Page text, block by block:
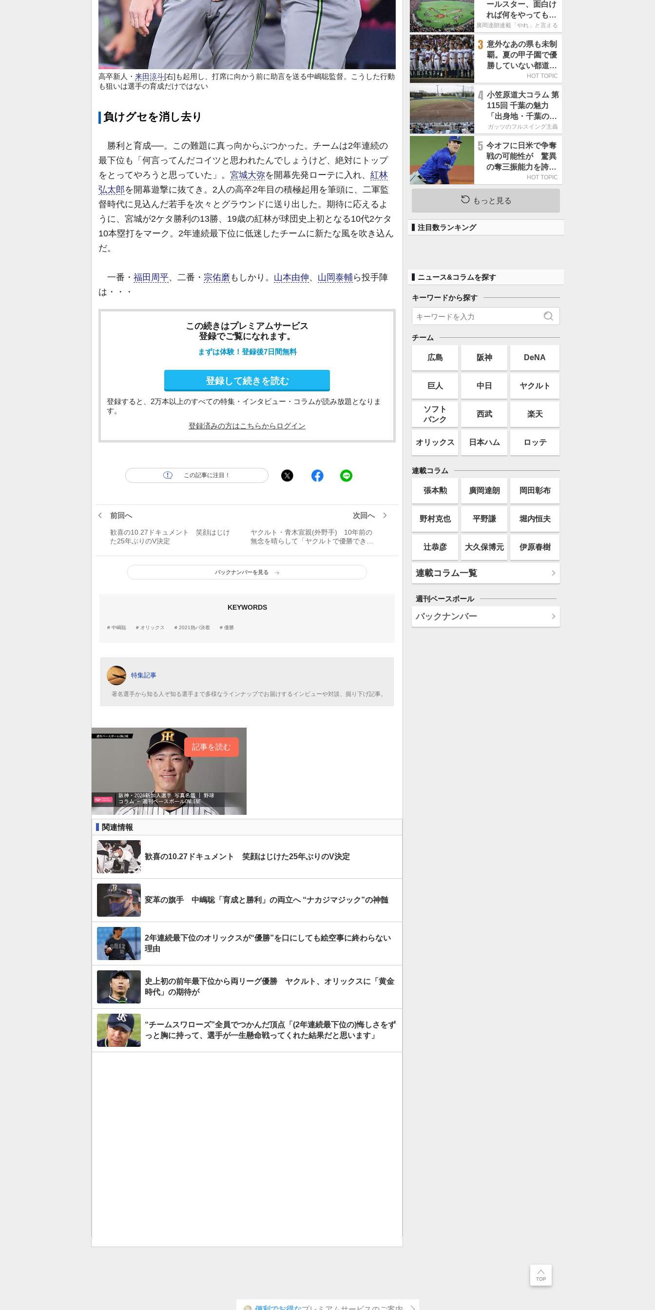
高卒新人・ 来田涼斗[右]も起用し、打席に向かう前に助言を送る中嶋聡監督。こうした行動
も狙いは選手の育成だけではない
負けグセを消し去り
勝利と育成──。この難題に真っ向からぶつかった。チームは2年連続の
最下位も「何言ってんだコイツと思われたんでしょうけど、絶対にトップ
をとってやろうと思っていた」。 宮城大弥を開幕先発ローテに入れ、 紅林
弘太郎を開幕遊撃に抜てき。2人の高卒2年目の積極起用を筆頭に、二軍監
督時代に見込んだ若手を次々とグラウンドに送り出した。期待に応えるよ
うに、宮城が2ケタ勝利の13勝、19歳の紅林が球団史上初となる10代2ケタ
10本塁打をマーク。2年連続最下位に低迷したチームに新たな風を吹き込ん
だ。
一番・ 福田周平、二番・ 宗佑磨 もしかり。 山本由伸、 山岡泰輔 ら投手陣
は・・・
この続きはプレミアムサービス
登録でご覧になれます。
まずは体験！登録後7日間無料
登録して続きを読む
登録すると、2万本以上のすべての特集・インタビュー・コラムが読み放題となりま
す。
登録済みの方はこちらからログイン
この記事に注目！
前回へ
歓喜の10.27ドキュメント 笑顔はじけ
た25年ぶりのV決定
次回へ
ヤクルト・青木宣親(外野手) 10年前の
無念を晴らして「ヤクルトで優勝できた
バックナンバーを見る
KEYWORDS
中嶋聡 オリックス 2021熱パ決着 優勝
特集記事
著名選手から知る人ぞ知る選手まで多様なラインナップでお届けするインビューや対談、掘り下げ記事。
記事を読む
関連情報
歓喜の10.27ドキュメント 笑顔はじけた25年ぶりのV決定
変革の旗手 中嶋聡「育成と勝利」の両立へ “ナカジマジック”の神髄
2年連続最下位のオリックスが“優勝”を口にしても絵空事に終わらない
理由
史上初の前年最下位から両リーグ優勝 ヤクルト、オリックスに「黄金
時代」の期待が
“チームスワローズ”全員でつかんだ頂点「(2年連続最下位の)悔しさをず
っと胸に持って、選手が一生懸命戦ってくれた結果だと思います」
ールスター、面白け
れば何をやってもい
いという発想は大間
廣岡達朗連載「やれ」と言える信念
3 意外なあの県も未制
覇。夏の甲子園で優
勝していない都道府
HOT TOPIC
4 小笠原道大コラム 第
115回 千葉の魅力
「出身地・千葉の話
の続き。昔から野球
す」
ガッツのフルスイング主義
5 今オフに日米で争奪
戦の可能性が 驚異
の奪三振能力を誇る
「最速160キロ右腕」
は
HOT TOPIC
もっと見る
注目数ランキング
ニュース&コラムを探す
キーワードから探す
チーム
広島 阪神 DeNA
巨人 中日 ヤクルト
ソフト
バンク
西武 楽天
オリックス 日本ハム ロッテ
連載コラム
張本勲 廣岡達朗 岡田彰布
野村克也 平野謙 堀内恒夫
辻恭彦 大久保博元 伊原春樹
連載コラム一覧
週刊ベースボール
バックナンバー